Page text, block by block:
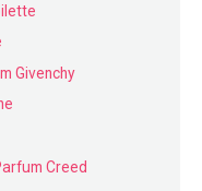
Givenchy
Creed